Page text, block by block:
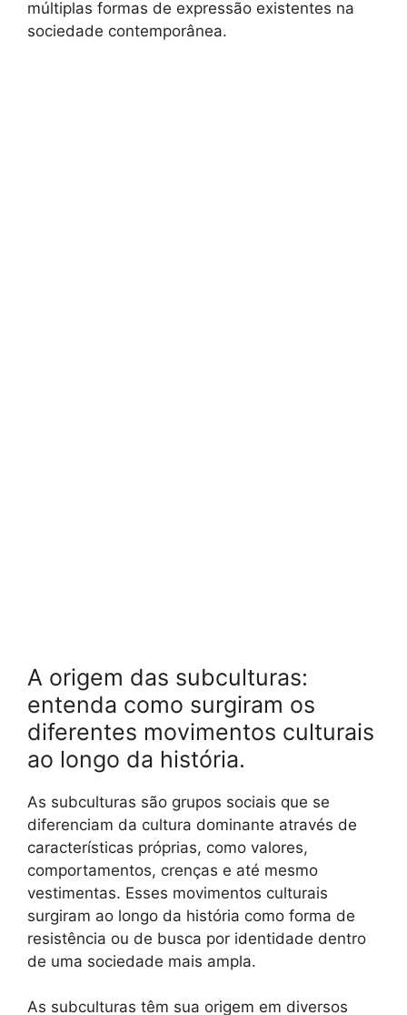
múltiplas formas de expressão existentes na
sociedade contemporânea.
A origem das subculturas:
entenda como surgiram os
diferentes movimentos culturais
ao longo da história.
As subculturas são grupos sociais que se
diferenciam da cultura dominante através de
características próprias, como valores,
comportamentos, crenças e até mesmo
vestimentas. Esses movimentos culturais
surgiram ao longo da história como forma de
resistência ou de busca por identidade dentro
de uma sociedade mais ampla.
As subculturas têm sua origem em diversos